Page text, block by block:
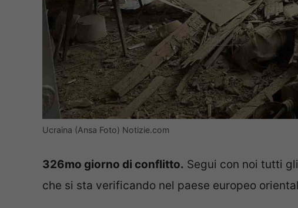
Ucraina (Ansa Foto) Notizie.com
326mo giorno di conflitto. Segui con noi tutti
che si sta verificando nel paese europeo